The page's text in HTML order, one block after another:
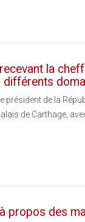
la
différents
président de la
de Carthage,
propos des